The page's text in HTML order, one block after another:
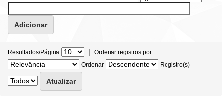
Resultados/Página | Ordenar registros por
Ordenar
Registro(s)